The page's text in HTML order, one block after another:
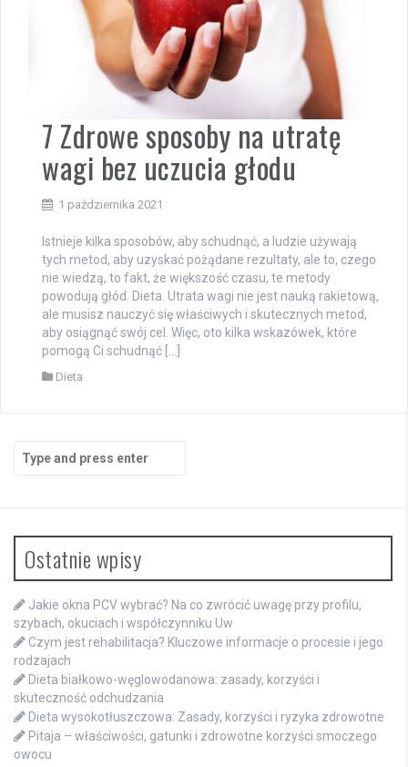
7 Zdrowe sposoby na utratę
wagi bez uczucia głodu
1 października 2021
Istnieje kilka sposobów, aby schudnąć, a ludzie używają
tych metod, aby uzyskać pożądane rezultaty, ale to, czego
nie wiedzą, to fakt, że większość czasu, te metody
powodują głód. Dieta. Utrata wagi nie jest nauką rakietową,
ale musisz nauczyć się właściwych i skutecznych metod,
aby osiągnąć swój cel. Więc, oto kilka wskazówek, które
pomogą Ci schudnąć […]
Dieta
for:
Ostatnie wpisy
Jakie okna PCV wybrać? Na co zwrócić uwagę przy profilu,
szybach, okuciach i współczynniku Uw
Czym jest rehabilitacja? Kluczowe informacje o procesie i jego
rodzajach
Dieta białkowo-węglowodanowa: zasady, korzyści i
skuteczność odchudzania
Dieta wysokotłuszczowa: Zasady, korzyści i ryzyka zdrowotne
Pitaja – właściwości, gatunki i zdrowotne korzyści smoczego
owocu